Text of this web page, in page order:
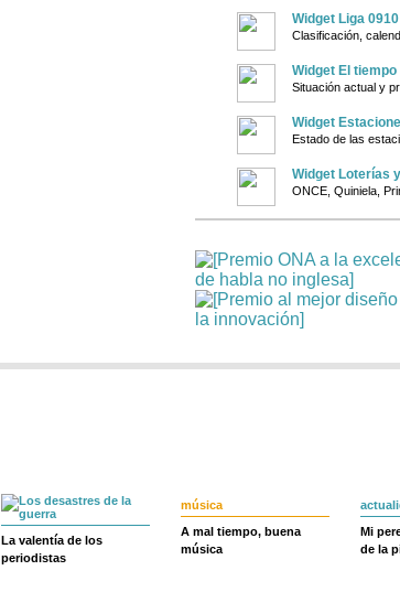
Widget Liga 0910
Clasificación,
Widget El tiempo
Situación actual y
Widget
Estado de las
Widget Loterías
ONCE, Quiniela,
La valentía de los
periodistas
música
A mal tiempo, buena
música
Mi
de la